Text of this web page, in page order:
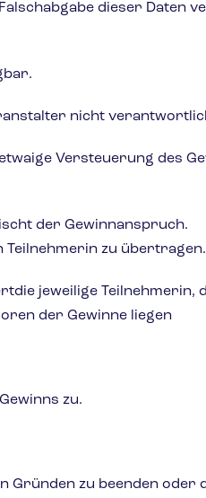
dieser Daten
nicht
Versteuerung des
der Gewinnanspruch.
Teilnehmerin zu übertragen.
jeweilige Teilnehmerin,
der Gewinne liegen
zu.
Gründen zu beenden oder